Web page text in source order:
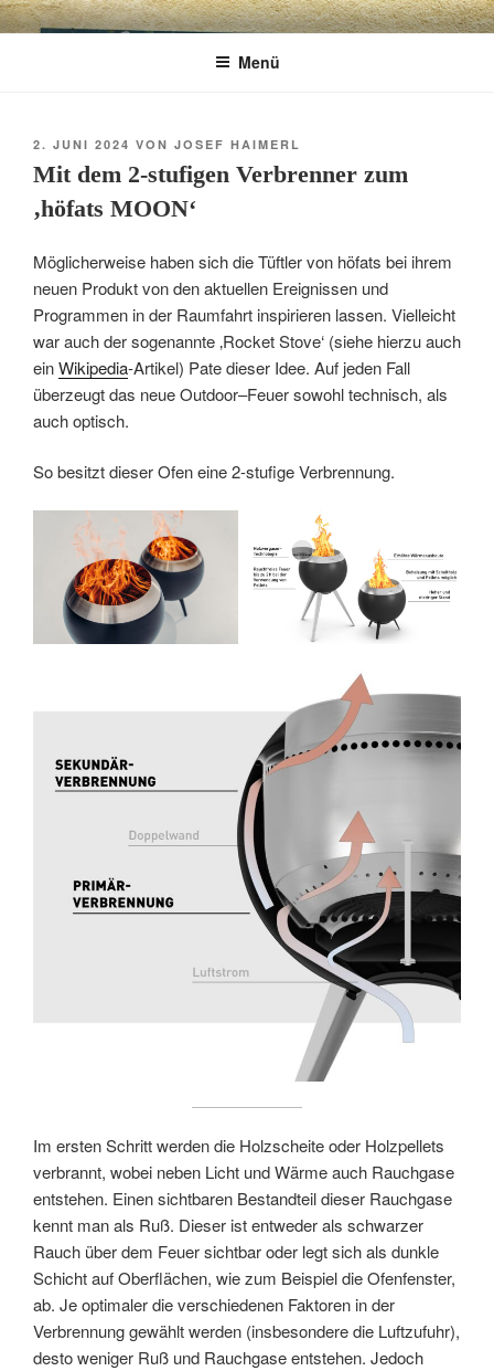
Zum
InhaltCHARME
Geschenkartikel & Kunstobjekte in Bad
Menü
VERÖFFENTLICHT
2. JUNI 2024 VON JOSEF HAIMERL
Mit dem 2-stufigen Verbrenner zum
‚höfats MOON‘
Möglicherweise haben sich die Tüftler von höfats bei ihrem
neuen Produkt von den aktuellen Ereignissen und
Programmen in der Raumfahrt inspirieren lassen. Vielleicht
war auch der sogenannte ‚Rocket Stove‘ (siehe hierzu auch
einWikipedia-Artikel) Pate dieser Idee. Auf jeden Fall
überzeugt das neue Outdoor–Feuer sowohl technisch, als
auch optisch.
So besitzt dieser Ofen eine 2-stufige Verbrennung.
Im ersten Schritt werden die Holzscheite oder Holzpellets
verbrannt, wobei neben Licht und Wärme auch Rauchgase
entstehen. Einen sichtbaren Bestandteil dieser Rauchgase
kennt man als Ruß. Dieser ist entweder als schwarzer
Rauch über dem Feuer sichtbar oder legt sich als dunkle
Schicht auf Oberflächen, wie zum Beispiel die Ofenfenster,
ab. Je optimaler die verschiedenen Faktoren in der
Verbrennung gewählt werden (insbesondere die Luftzufuhr),
desto weniger Ruß und Rauchgase entstehen. Jedoch